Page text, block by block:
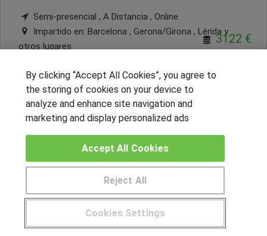
Semi-presencial , A Distancia , Online
Impartido en: Barcelona , Gerona/Girona , Lérida y
otros lugares
3122 €
Más información
2
© Aprendemas.com -
By clicking “Accept All Cookies”, you agree to
the storing of cookies on your device to
analyze and enhance site navigation and
marketing and display personalized ads
Cookies Settings
Reject All
Accept All Cookies